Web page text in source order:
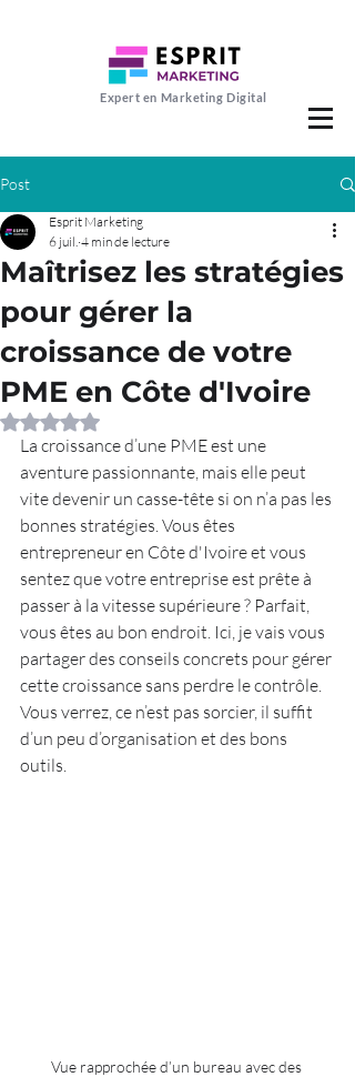
Expert en Marketing Digital
Post
Maîtrisez les stratégies
pour gérer la
croissance de votre
PME en Côte d'Ivoire
Esprit Marketing
6 juil. 4 min de lecture
Noté NaN étoiles sur 5.
La croissance d’une PME est une
aventure passionnante, mais elle peut
vite devenir un casse-tête si on n’a pas les
bonnes stratégies. Vous êtes
entrepreneur en Côte d'Ivoire et vous
sentez que votre entreprise est prête à
passer à la vitesse supérieure ? Parfait,
vous êtes au bon endroit. Ici, je vais vous
partager des conseils concrets pour gérer
cette croissance sans perdre le contrôle.
Vous verrez, ce n’est pas sorcier, il suffit
d’un peu d’organisation et des bons
outils.
Vue rapprochée d’un bureau avec des